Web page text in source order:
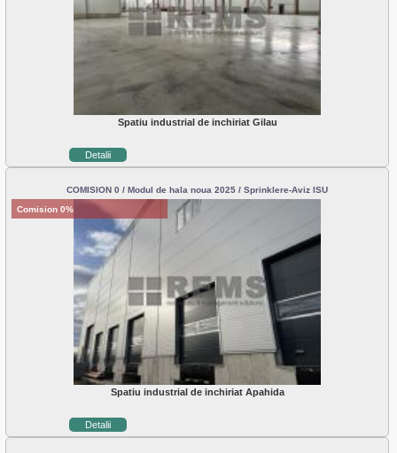
Spatiu industrial de inchiriat Gilau
Detalii
COMISION 0 / Modul de hala noua 2025 / Sprinklere-Aviz ISU
Comision 0%
Spatiu industrial de inchiriat Apahida
Detalii